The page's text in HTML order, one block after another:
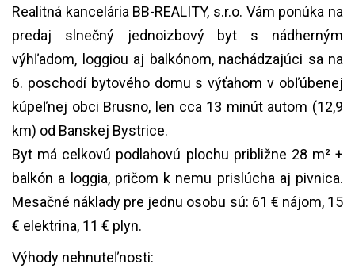
Plyn:
áno
Voda:
áno
bezbariérový vstup
Voľné od:
ihneď po zaplatení kúpnej ceny
Kanalizácia:
áno
Internet:
áno
Energ. certifikát:
Realitná kancelária BB-REALITY, s.r.o. Vám ponúka na
predaj slnečný jednoizbový byt s nádherným
výhľadom, loggiou aj balkónom, nachádzajúci sa na
6. poschodí bytového domu s výťahom v obľúbenej
kúpeľnej obci Brusno, len cca 13 minút autom (12,9
km) od Banskej Bystrice.
Byt má celkovú podlahovú plochu približne 28 m² +
balkón a loggia, pričom k nemu prislúcha aj pivnica.
Mesačné náklady pre jednu osobu sú: 61 € nájom, 15
€ elektrina, 11 € plyn.
Výhody nehnuteľnosti: